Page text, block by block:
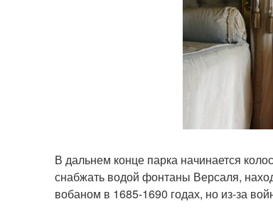
В дальнем конце парка начинается
снабжать водой фонтаны Версаля,
вобаном в 1685-1690 годах, но из-за